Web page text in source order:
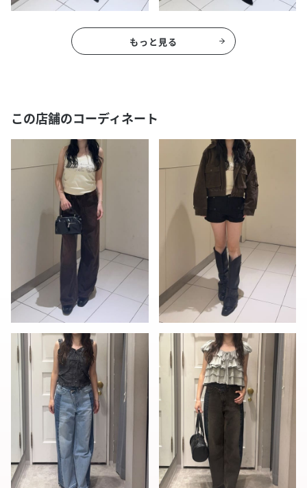
もっと見る
この店舗のコーディネート